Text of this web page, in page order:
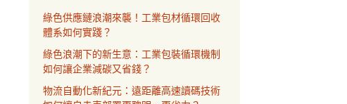
綠色供應鏈浪潮來襲！工業包材循環回收
體系如何實踐？
綠色浪潮下的新生意：工業包裝循環機制
如何讓企業減碳又省錢？
物流自動化新紀元：遠距離高速讀碼技術